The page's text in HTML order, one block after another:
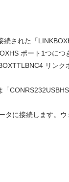
された「
ポート1つに
リンク
タに接続します。ウ